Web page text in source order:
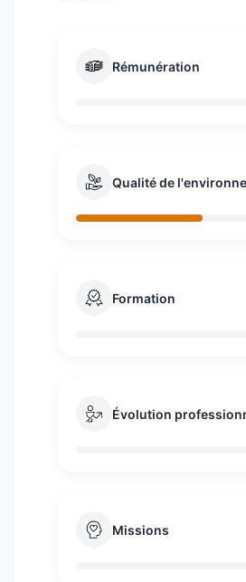
Rémunération
Qualité de
Formation
Évolution
Missions